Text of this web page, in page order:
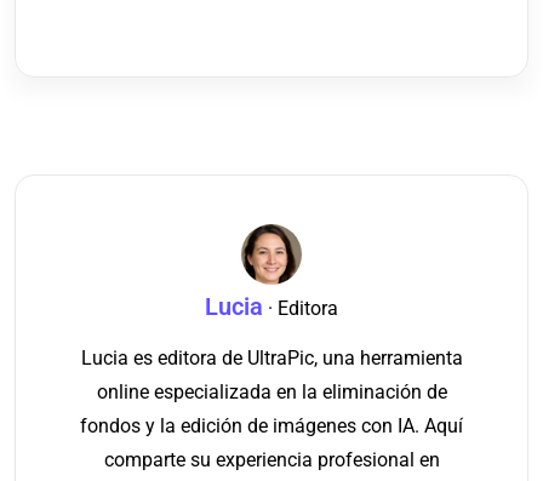
Lucia · Editora
Lucia es editora de UltraPic, una herramienta
online especializada en la eliminación de
fondos y la edición de imágenes con IA. Aquí
comparte su experiencia profesional en